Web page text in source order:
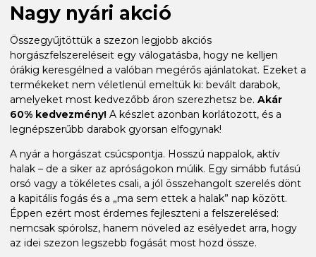
Nagy nyári akció
Összegyűjtöttük a szezon legjobb akciós
horgászfelszereléseit egy válogatásba, hogy ne kelljen
órákig keresgélned a valóban megérős ajánlatokat. Ezeket a
termékeket nem véletlenül emeltük ki: bevált darabok,
amelyeket most kedvezőbb áron szerezhetsz be. Akár
60% kedvezmény! A készlet azonban korlátozott, és a
legnépszerűbb darabok gyorsan elfogynak!
A nyár a horgászat csúcspontja. Hosszú nappalok, aktív
halak – de a siker az apróságokon múlik. Egy simább futású
orsó vagy a tökéletes csali, a jól összehangolt szerelés dönt
a kapitális fogás és a „ma sem ettek a halak” nap között.
Éppen ezért most érdemes fejleszteni a felszerelésed:
nemcsak spórolsz, hanem növeled az esélyedet arra, hogy
az idei szezon legszebb fogását most hozd össze.